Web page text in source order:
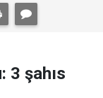
3 şahıs